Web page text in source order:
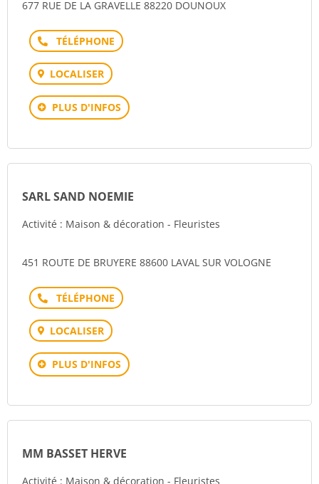
677 RUE DE LA GRAVELLE 88220 DOUNOUX
Téléphone
LOCALISER
PLUS D'INFOS
SARL SAND NOEMIE
Activité : Maison & décoration - Fleuristes
451 ROUTE DE BRUYERE 88600 LAVAL SUR VOLOGNE
Téléphone
LOCALISER
PLUS D'INFOS
MM BASSET HERVE
Activité : Maison & décoration - Fleuristes